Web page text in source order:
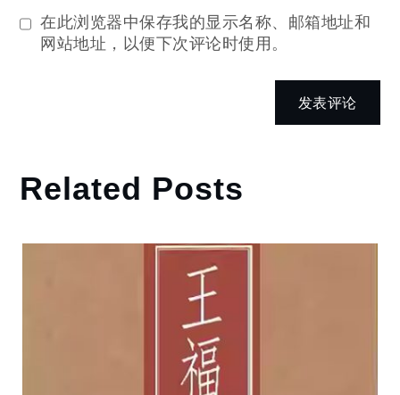
在此浏览器中保存我的显示名称、邮箱地址和
网站地址，以便下次评论时使用。
Related Posts